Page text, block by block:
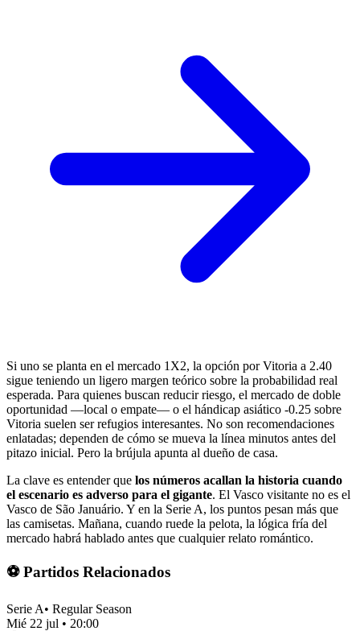
Si uno se planta en el mercado 1X2, la opción por Vitoria a 2.40
sigue teniendo un ligero margen teórico sobre la probabilidad real
esperada. Para quienes buscan reducir riesgo, el mercado de doble
oportunidad —local o empate— o el hándicap asiático -0.25 sobre
Vitoria suelen ser refugios interesantes. No son recomendaciones
enlatadas; dependen de cómo se mueva la línea minutos antes del
pitazo inicial. Pero la brújula apunta al dueño de casa.
La clave es entender que los números acallan la historia cuando
el escenario es adverso para el gigante. El Vasco visitante no es el
Vasco de São Januário. Y en la Serie A, los puntos pesan más que
las camisetas. Mañana, cuando ruede la pelota, la lógica fría del
mercado habrá hablado antes que cualquier relato romántico.
⚽ Partidos Relacionados
Serie A• Regular Season
Mié 22 jul • 20:00